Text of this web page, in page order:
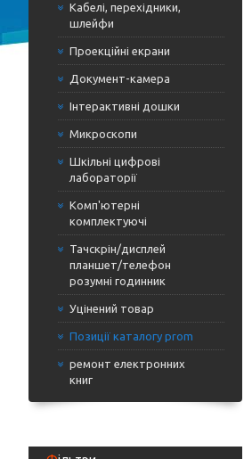
Кабелі, перехідники,
шлейфи
Проекційні екрани
Документ-камера
Інтерактивні дошки
Микроскопи
Шкільні цифрові
лабораторії
Комп'ютерні
комплектуючі
Тачскрін/дисплей
планшет/телефон
розумні годинник
Уцінений товар
Позиції каталогу prom
ремонт електронних
книг